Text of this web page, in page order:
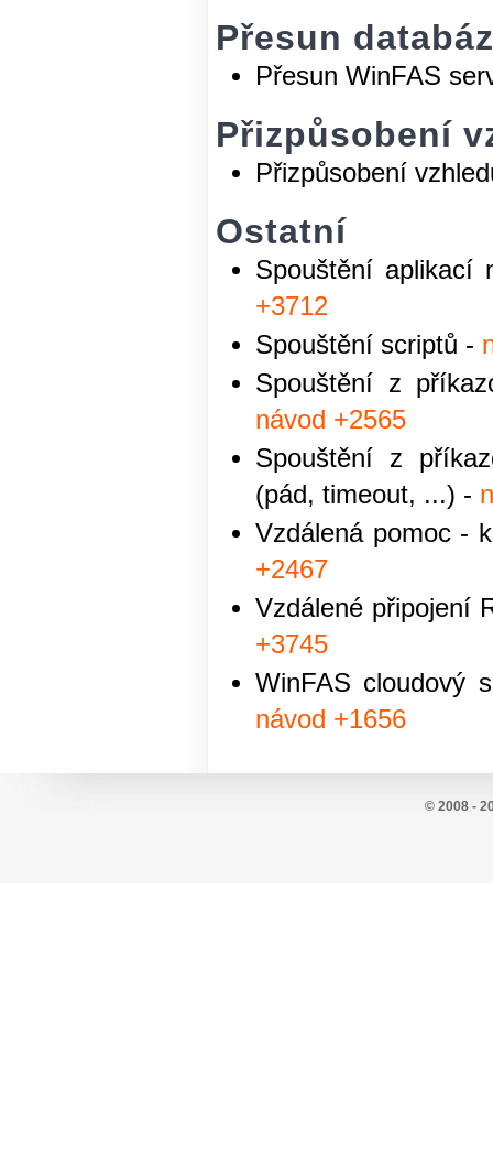
Přesun
Přesun WinFAS
Přizpůsobení
Přizpůsobení
Ostatní
Spouštění aplikací
+3712
Spouštění scriptů -
Spouštění z
návod +2565
Spouštění z
(pád, timeout, ...) -
Vzdálená pomoc -
+2467
Vzdálené připojení
+3745
WinFAS cloudový
návod +1656
© 2008 -